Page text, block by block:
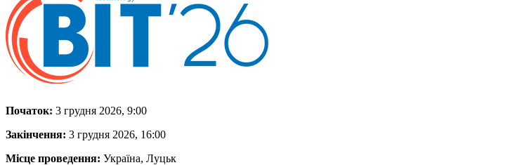
Початок: 3 грудня 2026, 9:00
Закінчення: 3 грудня 2026, 16:00
Місце проведення: Україна, Луцьк